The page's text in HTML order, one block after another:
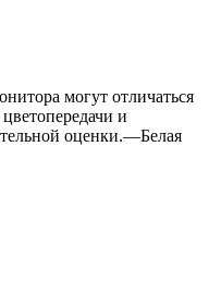
могут отличаться
и
оценки.—Белая